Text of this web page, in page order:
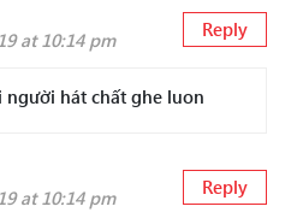
at 10:14 pm
Reply
người hát chất ghe luon
at 10:14 pm
Reply